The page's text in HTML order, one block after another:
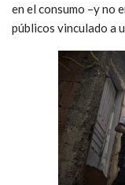
en el consumo –y no
públicos vinculado a